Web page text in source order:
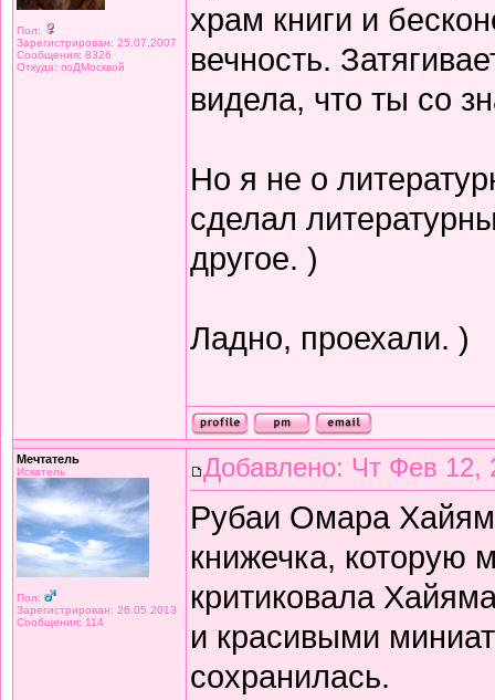
Пол:
Зарегистрирован: 25.07.2007
Сообщения: 8326
Откуда: поДМосквой
храм книги и
вечность.
видела, что ты со
Но я не о
сделал
другое. )
Ладно, проехали. )
Мечтатель
Искатель
Пол:
Зарегистрирован: 26.05.2013
Сообщения: 114
Добавлено: Чт Фев 12,
Рубаи Омара
книжечка, которую
критиковала
и красивыми
сохранилась.